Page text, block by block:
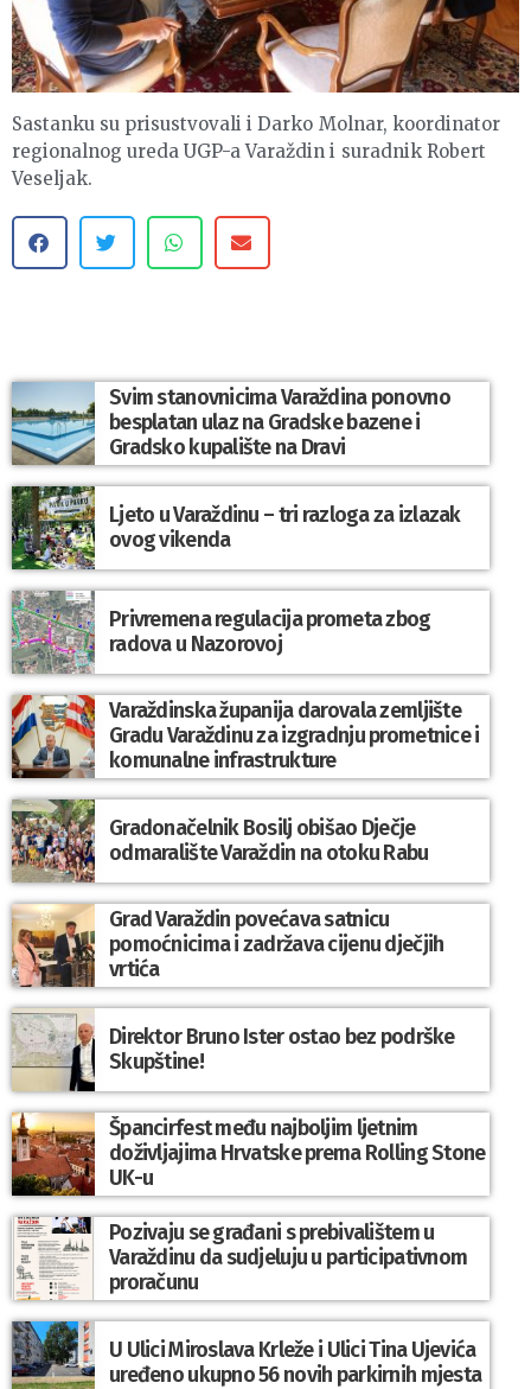
Sastanku su prisustvovali i Darko Molnar, koordinator
regionalnog ureda UGP-a Varaždin i suradnik Robert
Veseljak.
Svim stanovnicima Varaždina ponovno
besplatan ulaz na Gradske bazene i
Gradsko kupalište na Dravi
Ljeto u Varaždinu – tri razloga za izlazak
ovog vikenda
Privremena regulacija prometa zbog
radova u Nazorovoj
Varaždinska županija darovala zemljište
Gradu Varaždinu za izgradnju prometnice i
komunalne infrastrukture
Gradonačelnik Bosilj obišao Dječje
odmaralište Varaždin na otoku Rabu
Grad Varaždin povećava satnicu
pomoćnicima i zadržava cijenu dječjih
vrtića
Direktor Bruno Ister ostao bez podrške
Skupštine!
Špancirfest među najboljim ljetnim
doživljajima Hrvatske prema Rolling Stone
UK-u
Pozivaju se građani s prebivalištem u
Varaždinu da sudjeluju u participativnom
proračunu
U Ulici Miroslava Krleže i Ulici Tina Ujevića
uređeno ukupno 56 novih parkirnih mjesta